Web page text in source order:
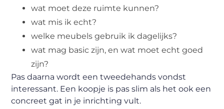
wat moet deze ruimte kunnen?
wat mis ik echt?
welke meubels gebruik ik dagelijks?
wat mag basic zijn, en wat moet echt goed
zijn?
Pas daarna wordt een tweedehands vondst
interessant. Een koopje is pas slim als het ook een
concreet gat in je inrichting vult.